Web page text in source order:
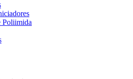
Poliimida